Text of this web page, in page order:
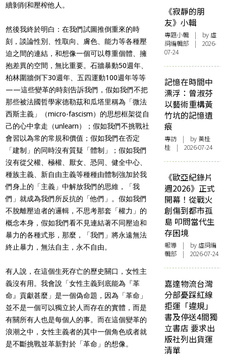
續剝削和壓榨他人。
然後我終於明白：在我們試圖推倒重來的時
刻，談論性別、性取向、膚色、能力等各種壓
迫之間的連結，和想像一個可以尊重個體、擁
抱差異的空間，無比重要。石牆暴動50週年、
柏林圍牆倒下30週年、五四運動100週年等等
——這些變革的時刻告訴我們，假如我們不把
那些被法國哲學家德勒茲和瓜塔里稱為「微法
西斯主義」（micro-fascism）的思想框架從自
己的心中拿走（unlearn）；假如我們不挑戰社
會習以為常的常規和價值；假如我們在否定
「建制」的同時沒有質疑「體制」；假如我們
沒有從父權、極權、厭女、恐同、健全中心、
種族主義、新自由主義等種種由體制強加於我
們身上的「主義」中解放我們的思維，「我
們」就成為我們所反抗的「他們」。假如我們
不脫離壓迫者的邏輯，不思考那套「權力」的
概念本身，假如我們看不見連結著不同壓迫和
暴力的各種式形，那麼，「我們」將永遠無法
終止暴力，無法自主，永不自由。
有人說，在這個生死存亡的歷史關口，女性主
義沒有用。我會說「女性主義到底能為『革
命』貢獻甚麼」是一個偽命題，因為「革命」
並不是一個可以獨立於人而存在的實體，而是
有關所有人也是每個人的事。而在這個變革的
浪潮之中，女性主義者的其中一個角色或者就
是不斷挑戰並革新對於「革命」的想像。
《寂靜的朋
友》小輯
專題小輯 | by 虛
詞編輯部 | 2026-
07-24
記憶在時間中
漂浮：曾淑芬
以藝術重構黃
竹坑的記憶遺
痕
專訪 | by 黃桂
桂 | 2026-07-24
《歐亞紀錄片
週2026》正式
開幕！從戰火
創傷到都市孤
島 叩問當代生
存困境
報導 | by 虛詞編
輯部 | 2026-07-24
嘉達物流台灣
分部憂踩紅線
拒運「違規」
書及停送4間獨
立書店 要求出
版社列出貨運
清單